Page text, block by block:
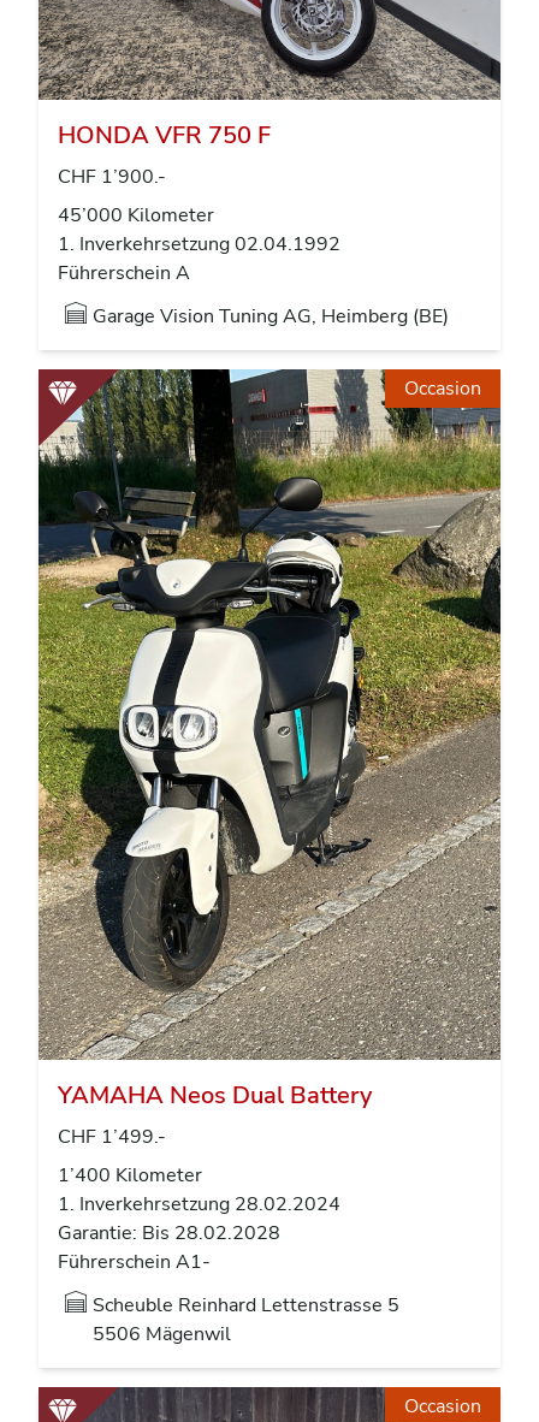
HONDA VFR 750 F
CHF 1’900.-
45’000 Kilometer
1. Inverkehrsetzung 02.04.1992
Führerschein A
Garage Vision Tuning AG, Heimberg (BE)
Occasion
YAMAHA Neos Dual Battery
CHF 1’499.-
1’400 Kilometer
1. Inverkehrsetzung 28.02.2024
Garantie: Bis 28.02.2028
Führerschein A1-
Scheuble Reinhard Lettenstrasse 5
5506 Mägenwil
Occasion